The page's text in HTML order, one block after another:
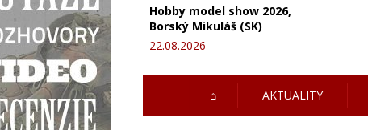
Hobby model show 2026,
Borský Mikuláš (SK)
22.08.2026
⌂ AKTUALITY